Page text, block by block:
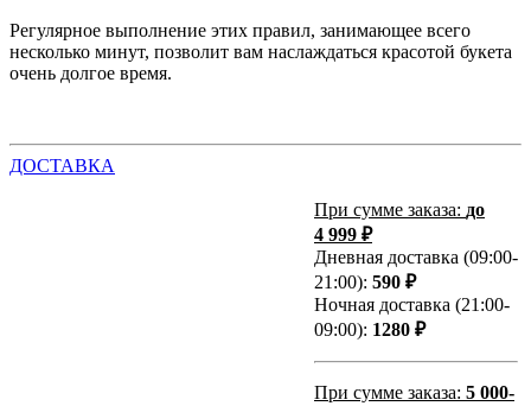
Регулярное выполнение этих правил, занимающее всего
несколько минут, позволит вам наслаждаться красотой букета
очень долгое время.
ДОСТАВКА
При сумме заказа: до
4 999 ₽
Дневная доставка (09:00-
21:00): 590 ₽
Ночная доставка (21:00-
09:00): 1280 ₽
При сумме заказа: 5 000-